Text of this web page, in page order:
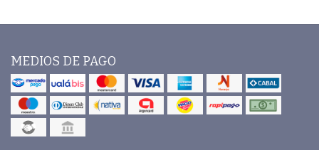
MEDIOS DE PAGO